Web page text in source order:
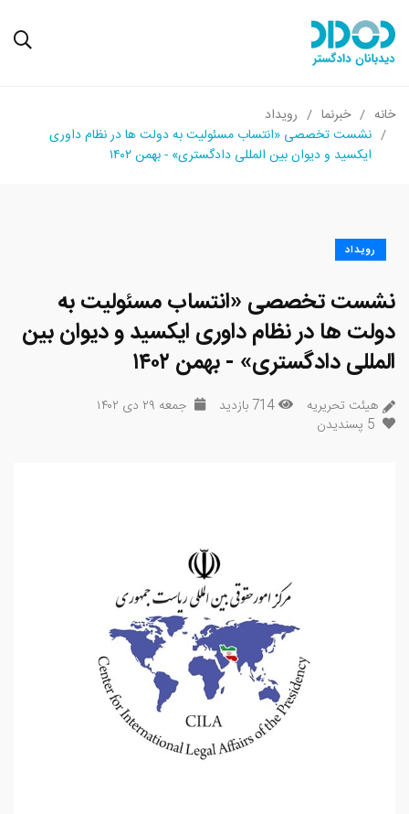
خانه خبرنما
رویداد
نشست تخصصی «انتساب مسئولیت به دولت ها در نظام داوری
ایکسید و دیوان بین المللی دادگستری» - بهمن ۱۴۰۲
رویداد
نشست تخصصی «انتساب مسئولیت به
دولت ها در نظام داوری ایکسید و دیوان بین
المللی دادگستری» - بهمن ۱۴۰۲
هیئت تحریریه 714 بازدید
جمعه ۲۹ دی ۱۴۰۲
5 پسندیدن